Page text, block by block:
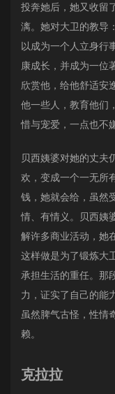
投奔她后，她又收留
漓。她对大卫的教导
以成为一个人立身行
康成长，并成为一位
欣赏他，给他舒适安
他一些人，教育他们
惜与宠爱，一点也不
贝西姨婆对她的丈夫
欢，变成一个一无所
钱，她就会给，虽然
情、有情义。贝西姨
解许多商业活动，她
这样做是为了锻炼大
承担生活的重任。那
力，证实了自己的能
虽然脾气古怪，性情
赖。
克拉拉